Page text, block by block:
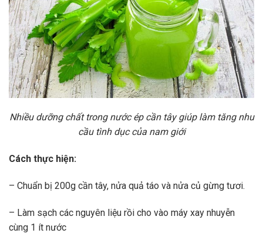
Nhiều dưỡng chất trong nước ép cần tây giúp làm tăng nhu
cầu tình dục của nam giới
Cách thực hiện:
– Chuẩn bị 200g cần tây, nửa quả táo và nửa củ gừng tươi.
– Làm sạch các nguyên liệu rồi cho vào máy xay nhuyễn
cùng 1 ít nước